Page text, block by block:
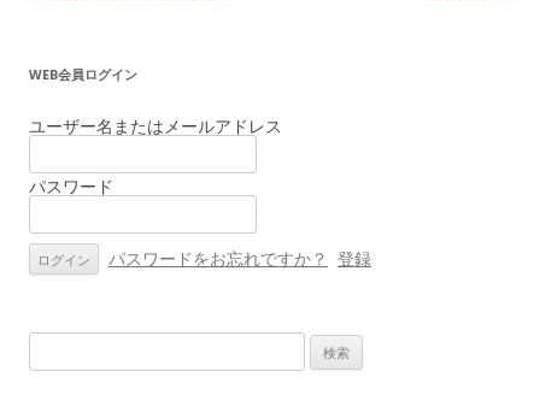
ビ
ゲ
シ
ン
WEB会員ログイン
ユーザー名またはメールアドレス
パスワード
パスワードをお忘れですか？ 登録
索: